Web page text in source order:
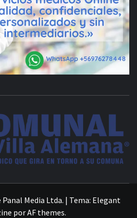
Media Ltda. | Tema: Elegant
porAF themes.